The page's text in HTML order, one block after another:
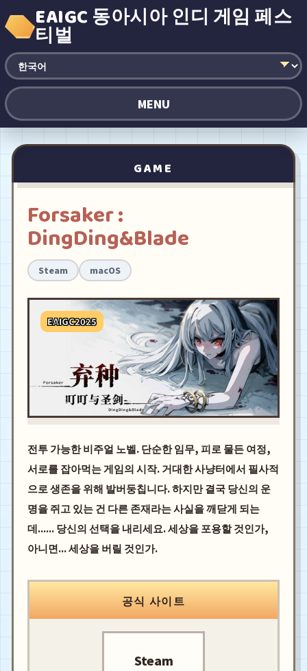
EAIGC 동아시아 인디 게임 페스
티벌
MENU
GAME
Forsaker :
DingDing&Blade
Steam macOS
EAIGC2025
전투 가능한 비주얼 노벨. 단순한 임무, 피로 물든 여정,
서로를 잡아먹는 게임의 시작. 거대한 사냥터에서 필사적
으로 생존을 위해 발버둥칩니다. 하지만 결국 당신의 운
명을 쥐고 있는 건 다른 존재라는 사실을 깨닫게 되는
데...... 당신의 선택을 내리세요. 세상을 포용할 것인가,
아니면... 세상을 버릴 것인가.
공식 사이트
Steam